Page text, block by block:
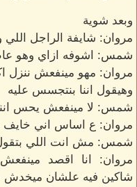
وبعد شوية
مروان: شايفة الراجل اللي
شمس: اشوفه ازاي وهو
مروان: مهو مينفعش ننزل
وهيقول اننا بنتجسس عليه
شمس: لا مينفعش يحس
مروان: ع اساس اني خايف
شمس: مش انت اللي
مروان: انا اقصد
شاكين فيه علشان ميخدش